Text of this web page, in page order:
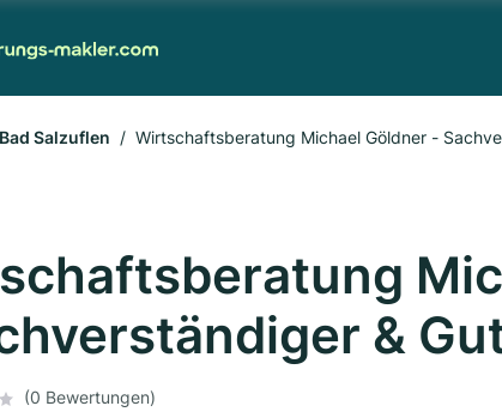
Bad Salzuflen Wirtschaftsberatung Michael Göldner -
&
(0 Bewertungen)